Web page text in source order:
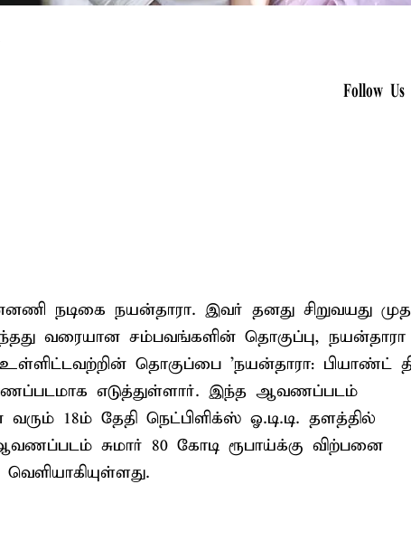
Follow Us
நடிகை நயன்தாரா. இவர் தனது சிறுவயது
வரையான சம்பவங்களின் தொகுப்பு,
தொகுப்பை 'நயன்தாரா: பியாண்ட் தி
எடுத்துள்ளார். இந்த ஆவணப்படம்
18ம் தேதி நெட்பிளிக்ஸ் ஓ.டி.டி. தளத்தில்
சுமார் 80 கோடி ரூபாய்க்கு விற்பனை